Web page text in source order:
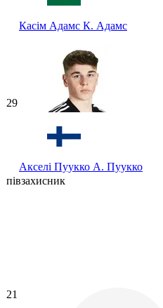
Касім Адамс К. Адамс
29
Акселі Пуукко А. Пуукко
півзахисник
21